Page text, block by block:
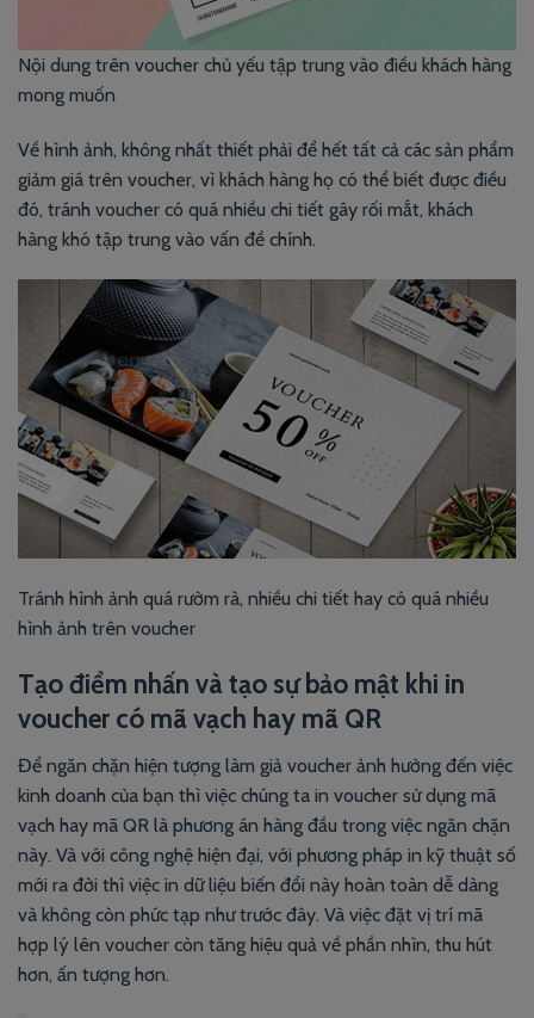
Nội dung trên voucher chủ yếu tập trung vào điều khách hàng
mong muốn
Về hình ảnh, không nhất thiết phải để hết tất cả các sản phẩm
giảm giá trên voucher, vì khách hàng họ có thể biết được điều
đó, tránh voucher có quá nhiều chi tiết gây rối mắt, khách
hàng khó tập trung vào vấn đề chính.
Tránh hình ảnh quá rườm rà, nhiều chi tiết hay có quá nhiều
hình ảnh trên voucher
Tạo điểm nhấn và tạo sự bảo mật khi in
voucher có mã vạch hay mã QR
Để ngăn chặn hiện tượng làm giả voucher ảnh hưởng đến việc
kinh doanh của bạn thì việc chúng ta in voucher sử dụng mã
vạch hay mã QR là phương án hàng đầu trong việc ngăn chặn
này. Và với công nghệ hiện đại, với phương pháp in kỹ thuật số
mới ra đời thì việc in dữ liệu biến đổi này hoàn toàn dễ dàng
và không còn phức tạp như trước đây. Và việc đặt vị trí mã
hợp lý lên voucher còn tăng hiệu quả về phần nhìn, thu hút
hơn, ấn tượng hơn.